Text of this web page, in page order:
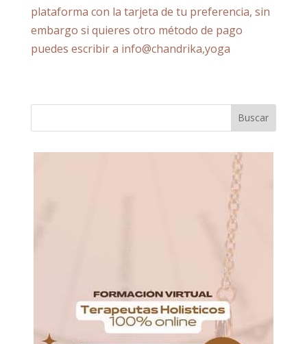
plataforma con la tarjeta de tu preferencia, sin
embargo si quieres otro método de pago
puedes escribir a info@chandrika,yoga